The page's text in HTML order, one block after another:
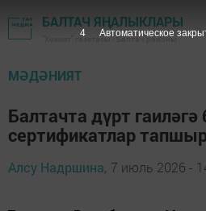
БАЛТАЧ ЯҢАЛЫКЛАРЫ
"Хезмәт" газетасы - Балтач районы
МӘДӘНИЯТ
Балтачта дүрт
сертификатлар
Алсу Надршина, 7 июль 2026 -
3 Автоматическое